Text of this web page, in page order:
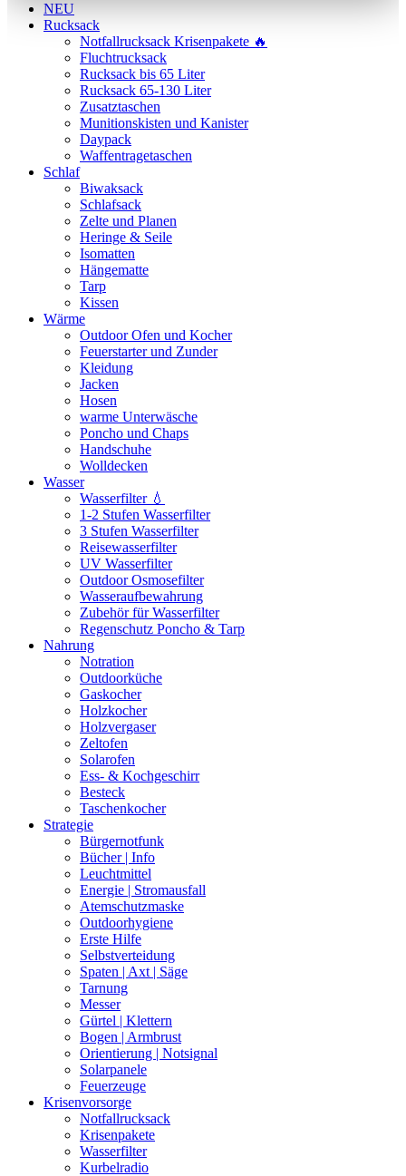
NEU
Rucksack
Notfallrucksack Krisenpakete 🔥
Fluchtrucksack
Rucksack bis 65 Liter
Rucksack 65-130 Liter
Zusatztaschen
Munitionskisten und Kanister
Daypack
Waffentragetaschen
Schlaf
Biwaksack
Schlafsack
Zelte und Planen
Heringe & Seile
Isomatten
Hängematte
Tarp
Kissen
Wärme
Outdoor Ofen und Kocher
Feuerstarter und Zunder
Kleidung
Jacken
Hosen
warme Unterwäsche
Poncho und Chaps
Handschuhe
Wolldecken
Wasser
Wasserfilter 💧
1-2 Stufen Wasserfilter
3 Stufen Wasserfilter
Reisewasserfilter
UV Wasserfilter
Outdoor Osmosefilter
Wasseraufbewahrung
Zubehör für Wasserfilter
Regenschutz Poncho & Tarp
Nahrung
Notration
Outdoorküche
Gaskocher
Holzkocher
Holzvergaser
Zeltofen
Solarofen
Ess- & Kochgeschirr
Besteck
Taschenkocher
Strategie
Bürgernotfunk
Bücher | Info
Leuchtmittel
Energie | Stromausfall
Atemschutzmaske
Outdoorhygiene
Erste Hilfe
Selbstverteidung
Spaten | Axt | Säge
Tarnung
Messer
Gürtel | Klettern
Bogen | Armbrust
Orientierung | Notsignal
Solarpanele
Feuerzeuge
Krisenvorsorge
Notfallrucksack
Krisenpakete
Wasserfilter
Kurbelradio